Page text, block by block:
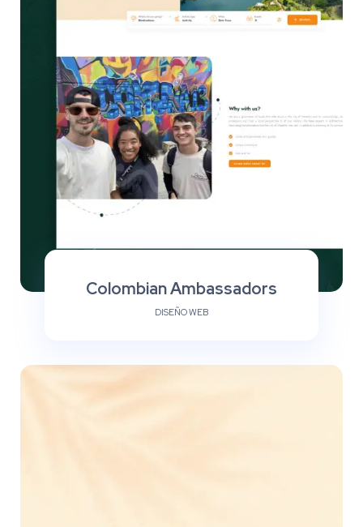
Colombian Ambassadors
DISEÑO WEB